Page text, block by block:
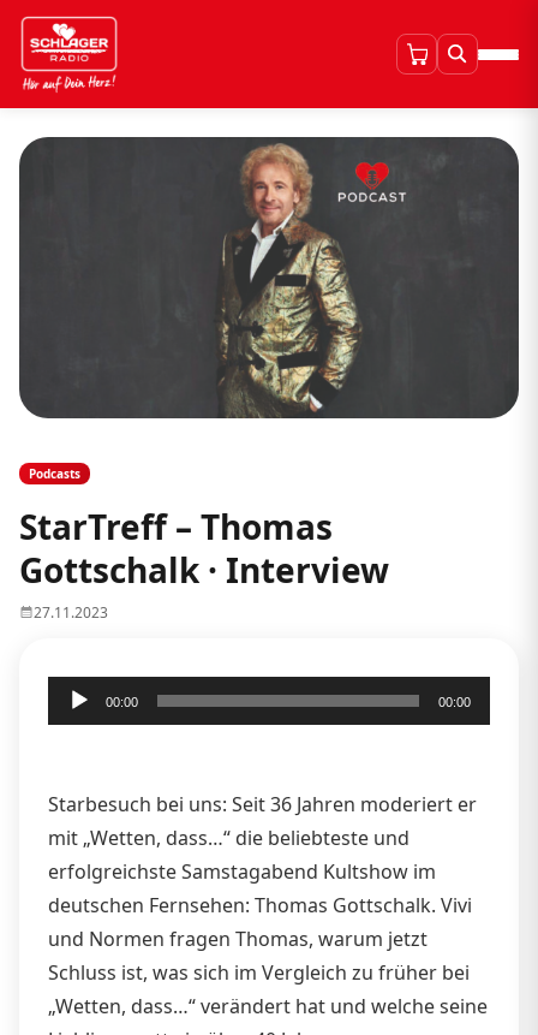
Podcasts
StarTreff – Thomas
Gottschalk · Interview
27.11.2023
Audio-
Player
00:00 00:00
Starbesuch bei uns: Seit 36 Jahren moderiert er
mit „Wetten, dass…“ die beliebteste und
erfolgreichste Samstagabend Kultshow im
deutschen Fernsehen: Thomas Gottschalk. Vivi
und Normen fragen Thomas, warum jetzt
Schluss ist, was sich im Vergleich zu früher bei
„Wetten, dass…“ verändert hat und welche seine